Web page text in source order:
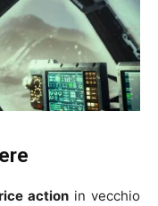
action in vecchio